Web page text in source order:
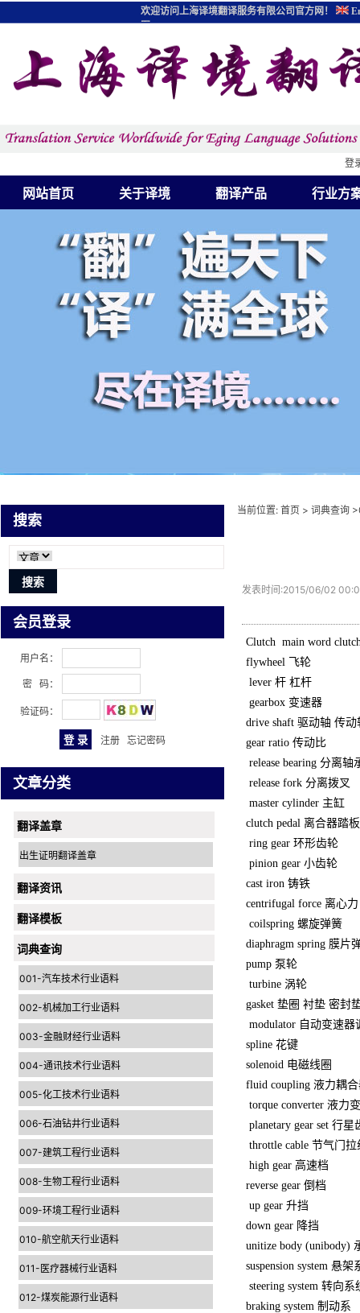
网站首页 关于译境 翻译产品 行业方
登
欢迎访问上海译境翻译服务有限公司官方网！
图
搜索
会员登录
用户名：
密 码：
验证码：
注册 忘记密码
文章分类
翻译盖章
出生证明翻译盖章
翻译资讯
翻译模板
词典查询
001-汽车技术行业语料
002-机械加工行业语料
003-金融财经行业语料
004-通讯技术行业语料
005-化工技术行业语料
006-石油钻井行业语料
007-建筑工程行业语料
008-生物工程行业语料
009-环境工程行业语料
010-航空航天行业语料
011-医疗器械行业语料
012-煤炭能源行业语料
当前位置: 首页 > 词典查询 >
发表时间:2015/06/02
Clutch main word
flywheel 飞轮
lever 杆 杠杆
gearbox 变速器
drive shaft 驱动轴 传
gear ratio 传动比
release bearing 分离轴
release fork 分离拨叉
master cylinder 主缸
clutch pedal 离合器踏板
ring gear 环形齿轮
pinion gear 小齿轮
cast iron 铸铁
centrifugal force 离心力
coilspring 螺旋弹簧
diaphragm spring 膜片
pump 泵轮
turbine 涡轮
gasket 垫圈 衬垫 密封
modulator 自动变速
spline 花键
solenoid 电磁线圈
fluid coupling 液力耦
torque converter 液力
planetary gear set 行星
throttle cable 节气门拉
high gear 高速档
reverse gear 倒档
up gear 升挡
down gear 降挡
unitize body (unibody)
suspension system 悬架
steering system 转向
braking system 制动系